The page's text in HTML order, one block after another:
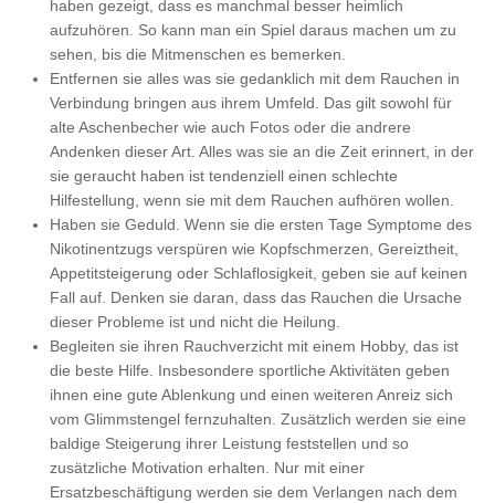
haben gezeigt, dass es manchmal besser heimlich
aufzuhören. So kann man ein Spiel daraus machen um zu
sehen, bis die Mitmenschen es bemerken.
Entfernen sie alles was sie gedanklich mit dem Rauchen in
Verbindung bringen aus ihrem Umfeld. Das gilt sowohl für
alte Aschenbecher wie auch Fotos oder die andrere
Andenken dieser Art. Alles was sie an die Zeit erinnert, in der
sie geraucht haben ist tendenziell einen schlechte
Hilfestellung, wenn sie mit dem Rauchen aufhören wollen.
Haben sie Geduld. Wenn sie die ersten Tage Symptome des
Nikotinentzugs verspüren wie Kopfschmerzen, Gereiztheit,
Appetitsteigerung oder Schlaflosigkeit, geben sie auf keinen
Fall auf. Denken sie daran, dass das Rauchen die Ursache
dieser Probleme ist und nicht die Heilung.
Begleiten sie ihren Rauchverzicht mit einem Hobby, das ist
die beste Hilfe. Insbesondere sportliche Aktivitäten geben
ihnen eine gute Ablenkung und einen weiteren Anreiz sich
vom Glimmstengel fernzuhalten. Zusätzlich werden sie eine
baldige Steigerung ihrer Leistung feststellen und so
zusätzliche Motivation erhalten. Nur mit einer
Ersatzbeschäftigung werden sie dem Verlangen nach dem